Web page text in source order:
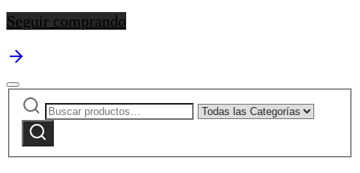
Seguir comprando
Buscar
por:
Narrow
by
Buscar